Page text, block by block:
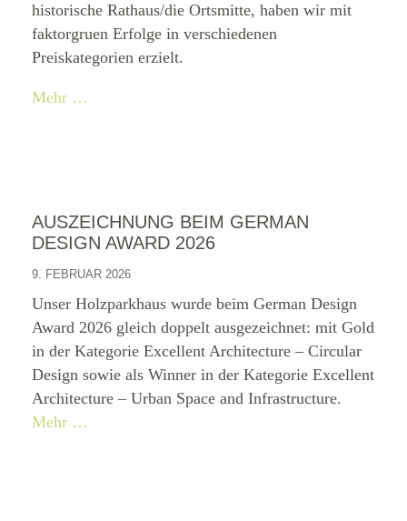
historische Rathaus/die Ortsmitte, haben wir mit
faktorgruen Erfolge in verschiedenen
Preiskategorien erzielt.
Mehr …
AUSZEICHNUNG BEIM GERMAN
DESIGN AWARD 2026
9. FEBRUAR 2026
Unser Holzparkhaus wurde beim German Design
Award 2026 gleich doppelt ausgezeichnet: mit Gold
in der Kategorie Excellent Architecture – Circular
Design sowie als Winner in der Kategorie Excellent
Architecture – Urban Space and Infrastructure.
Mehr …